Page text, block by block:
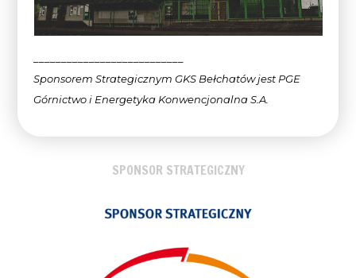
Sponsorem Strategicznym GKS Bełchatów jest PGE
Górnictwo i Energetyka Konwencjonalna S.A.
SPONSOR STRATEGICZNY